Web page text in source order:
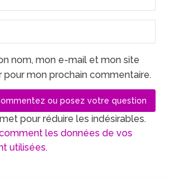
nom, mon e-mail et mon site
pour mon prochain commentaire.
pour réduire les indésirables.
les données de vos
utilisées.